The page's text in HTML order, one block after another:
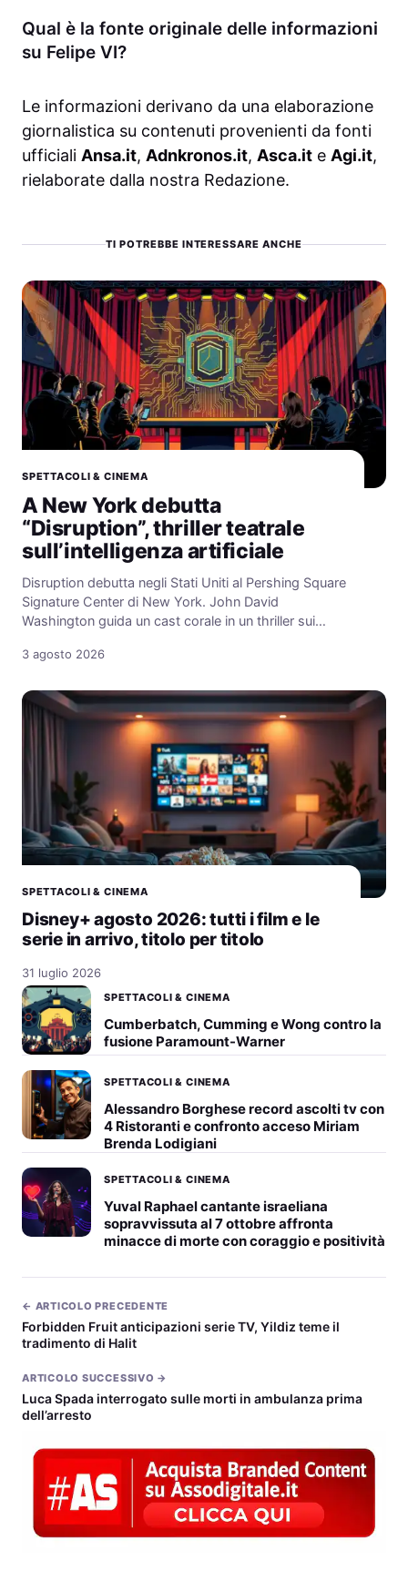
Qual è la fonte originale delle informazioni
su Felipe VI?
Le informazioni derivano da una elaborazione
giornalistica su contenuti provenienti da fonti
ufficiali Ansa.it, Adnkronos.it, Asca.it e Agi.it,
rielaborate dalla nostra Redazione.
TI POTREBBE INTERESSARE ANCHE
SPETTACOLI & CINEMA
A New York debutta
“Disruption”, thriller teatrale
sull’intelligenza artificiale
Disruption debutta negli Stati Uniti al Pershing Square
Signature Center di New York. John David
Washington guida un cast corale in un thriller sui…
3 agosto 2026
SPETTACOLI & CINEMA
Disney+ agosto 2026: tutti i film e le
serie in arrivo, titolo per titolo
31 luglio 2026
SPETTACOLI & CINEMA
Cumberbatch, Cumming e Wong contro la
fusione Paramount-Warner
SPETTACOLI & CINEMA
Alessandro Borghese record ascolti tv con
4 Ristoranti e confronto acceso Miriam
Brenda Lodigiani
SPETTACOLI & CINEMA
Yuval Raphael cantante israeliana
sopravvissuta al 7 ottobre affronta
minacce di morte con coraggio e positività
← ARTICOLO PRECEDENTE
Forbidden Fruit anticipazioni serie TV, Yildiz teme il
tradimento di Halit
ARTICOLO SUCCESSIVO →
Luca Spada interrogato sulle morti in ambulanza prima
dell’arresto